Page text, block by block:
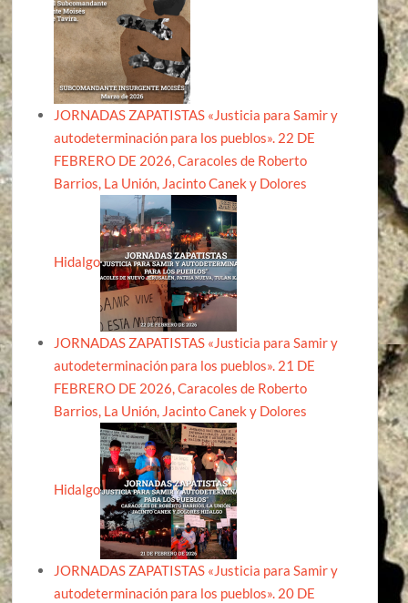
JORNADAS ZAPATISTAS «Justicia para Samir y
autodeterminación para los pueblos». 22 DE
FEBRERO DE 2026, Caracoles de Roberto
Barrios, La Unión, Jacinto Canek y Dolores
Hidalgo
JORNADAS ZAPATISTAS «Justicia para Samir y
autodeterminación para los pueblos». 21 DE
FEBRERO DE 2026, Caracoles de Roberto
Barrios, La Unión, Jacinto Canek y Dolores
Hidalgo
JORNADAS ZAPATISTAS «Justicia para Samir y
autodeterminación para los pueblos». 20 DE